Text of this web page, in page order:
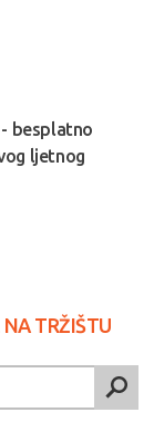
besplatno
ljetnog
TRŽIŠTU